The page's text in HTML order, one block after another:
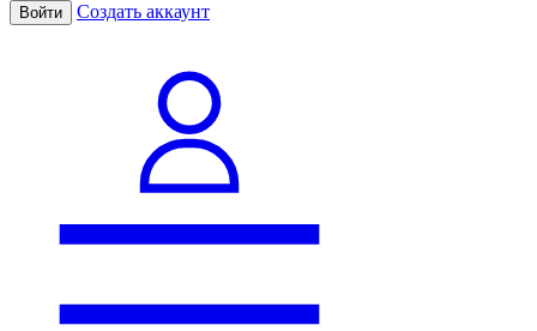
Войти Cоздать аккаунт